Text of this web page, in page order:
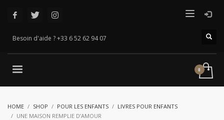
Besoin d'aide ? +33 6 52 62 94 07
HOME SHOP POUR LES ENFANTS
LIVRES POUR ENFANTS
UNE MAISON REMPLIE D’AMOUR